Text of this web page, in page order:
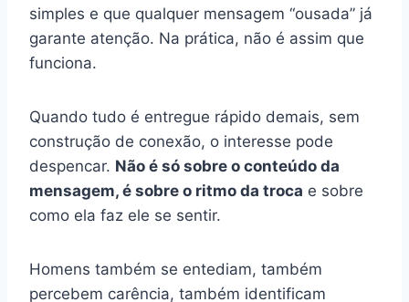
simples e que qualquer mensagem “ousada” já
garante atenção. Na prática, não é assim que
funciona.
Quando tudo é entregue rápido demais, sem
construção de conexão, o interesse pode
despencar. Não é só sobre o conteúdo da
mensagem, é sobre o ritmo da troca e sobre
como ela faz ele se sentir.
Homens também se entediam, também
percebem carência, também identificam